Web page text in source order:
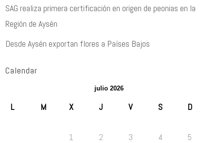
SAG realiza primera certificación en origen de peonias en la
Región de Aysén
Desde Aysén exportan flores a Países Bajos
Calendar
julio 2026
L M X J V S D
1 2 3 4 5